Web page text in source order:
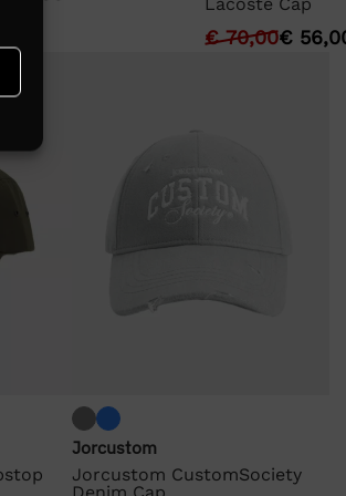
€70,00€
Jorcustom
Jorcustom CustomSociety